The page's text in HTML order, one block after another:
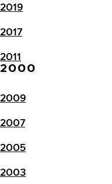
2019
2017
2011
2000
2009
2007
2005
2003